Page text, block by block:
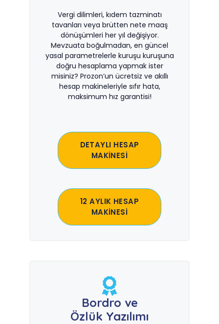
Vergi dilimleri, kıdem tazminatı
tavanları veya brütten nete maaş
dönüşümleri her yıl değişiyor.
Mevzuata boğulmadan, en güncel
yasal parametrelerle kuruşu kuruşuna
doğru hesaplama yapmak ister
misiniz? Prozon’un ücretsiz ve akıllı
hesap makineleriyle sıfır hata,
maksimum hız garantisi!
DETAYLI HESAP
MAKİNESİ
12 AYLIK HESAP
MAKİNESİ
Bordro ve
Özlük Yazılımı